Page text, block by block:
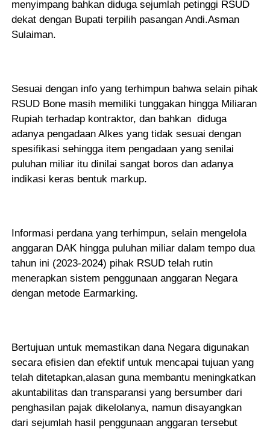
menyimpang bahkan diduga sejumlah petinggi RSUD
dekat dengan Bupati terpilih pasangan Andi.Asman
Sulaiman.
Sesuai dengan info yang terhimpun bahwa selain pihak
RSUD Bone masih memiliki tunggakan hingga Miliaran
Rupiah terhadap kontraktor, dan bahkan diduga
adanya pengadaan Alkes yang tidak sesuai dengan
spesifikasi sehingga item pengadaan yang senilai
puluhan miliar itu dinilai sangat boros dan adanya
indikasi keras bentuk markup.
Informasi perdana yang terhimpun, selain mengelola
anggaran DAK hingga puluhan miliar dalam tempo dua
tahun ini (2023-2024) pihak RSUD telah rutin
menerapkan sistem penggunaan anggaran Negara
dengan metode Earmarking.
Bertujuan untuk memastikan dana Negara digunakan
secara efisien dan efektif untuk mencapai tujuan yang
telah ditetapkan,alasan guna membantu meningkatkan
akuntabilitas dan transparansi yang bersumber dari
penghasilan pajak dikelolanya, namun disayangkan
dari sejumlah hasil penggunaan anggaran tersebut